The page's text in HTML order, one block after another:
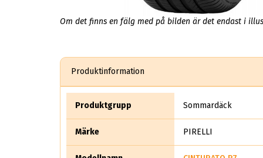
Om det finns en fälg med på bilden är det endast i
Produktinformation
Produktgrupp Sommardäck
Märke PIRELLI